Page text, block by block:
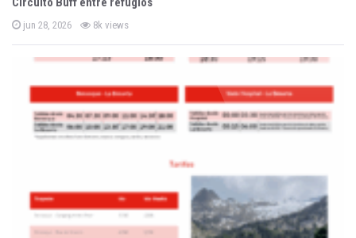
P
o
s
jun 28, 2026 8k views